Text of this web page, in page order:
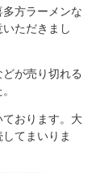
方ラーメンな
ただきまし
が売り切れる
おります。大
てまいりま